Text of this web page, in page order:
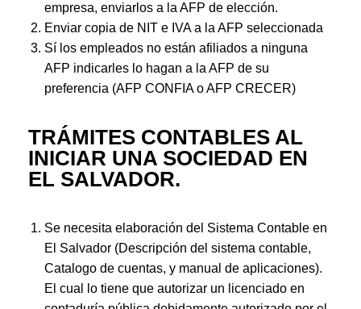
empresa, enviarlos a la AFP de elección.
Enviar copia de NIT e IVA a la AFP seleccionada
Sí los empleados no están afiliados a ninguna
AFP indicarles lo hagan a la AFP de su
preferencia (AFP CONFIA o AFP CRECER)
TRÁMITES CONTABLES AL
INICIAR UNA SOCIEDAD EN
EL SALVADOR.
Se necesita elaboración del Sistema Contable en
El Salvador (Descripción del sistema contable,
Catalogo de cuentas, y manual de aplicaciones).
El cual lo tiene que autorizar un licenciado en